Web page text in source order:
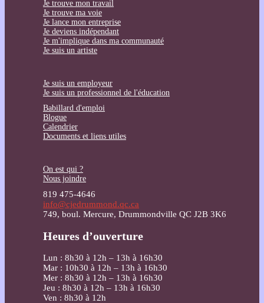
Je trouve mon travail
Je trouve ma voie
Je lance mon entreprise
Je deviens indépendant
Je m'implique dans ma communauté
Je suis un artiste
Je suis un employeur
Je suis un professionnel de l'éducation
Babillard d'emploi
Blogue
Calendrier
Documents et liens utiles
On est qui ?
Nous joindre
819 475-4646
info@cjedrummond.qc.ca
749, boul. Mercure, Drummondville QC J2B 3K6
Heures d’ouverture
Lun : 8h30 à 12h – 13h à 16h30
Mar : 10h30 à 12h – 13h à 16h30
Mer : 8h30 à 12h – 13h à 16h30
Jeu : 8h30 à 12h – 13h à 16h30
Ven : 8h30 à 12h